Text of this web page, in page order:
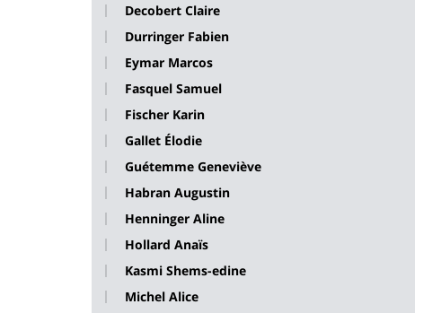
Decobert Claire
Durringer Fabien
Eymar Marcos
Fasquel Samuel
Fischer Karin
Gallet Élodie
Guétemme Geneviève
Habran Augustin
Henninger Aline
Hollard Anaïs
Kasmi Shems-edine
Michel Alice